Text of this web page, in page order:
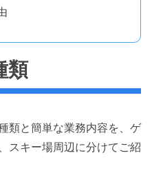
類
類と簡単な業務内容を、ゲ
スキー場周辺に分けてご紹